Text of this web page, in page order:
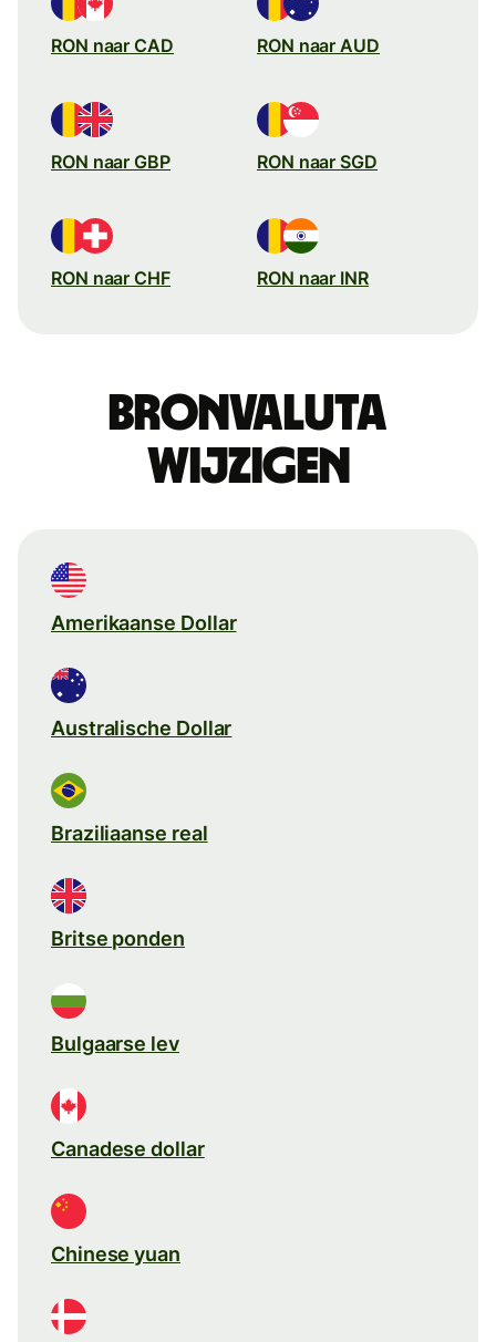
RON naar CAD RON naar AUD
RON naar GBP RON naar SGD
RON naar CHF RON naar INR
Bronvaluta
wijzigen
Amerikaanse Dollar
Australische Dollar
Braziliaanse real
Britse ponden
Bulgaarse lev
Canadese dollar
Chinese yuan